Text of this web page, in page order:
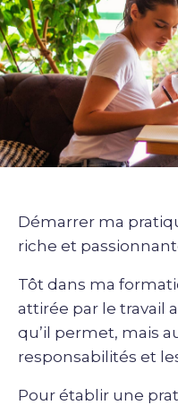
Démarrer ma
riche et
Tôt dans ma
attirée par le travail
qu’il permet, mais
responsabilités et
Pour établir une